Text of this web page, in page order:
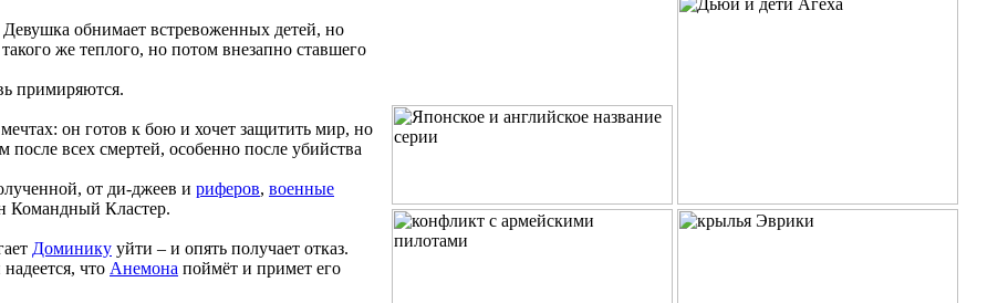
обнимает встревоженных детей, но
же теплого, но потом внезапно ставшего
примиряются.
он готов к бою и хочет защитить мир, но
всех смертей, особенно после убийства
от ди-джеев и риферов, военные
Командный Кластер.
Доминику уйти – и опять получает отказ.
что Анемона поймёт и примет его